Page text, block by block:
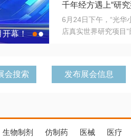
开幕！ 7.17 成都｜药交会·
●●
算力突围；从中药
术攻坚，到CDMO的
室”与“生产线”、“研
域增量份额夯实西南
千年经方遇上“研
目在北京同仁堂佛
6月24日下午，“光
店真实世界研究项目
发布展会信息
生物制剂 仿制药 医械 医疗